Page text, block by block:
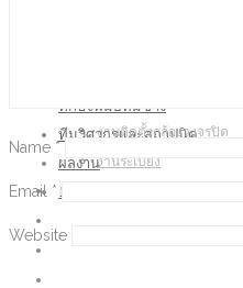
ทักษะฝีมือทีมช่าง
ทีมวิศวกรและสถาปนิค
ผลงาน
ติดต่อเรา
งานติดตั้งกล้องวงจรปิด
งานระเบียง
ทักษะฝีมือทีมช่าง
Name *
Email *
Website